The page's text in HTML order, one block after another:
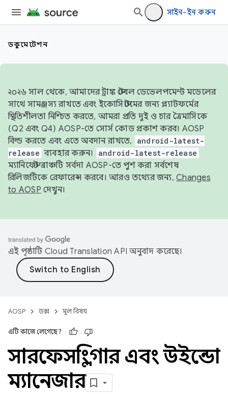
সাইন-ইন করুন
ডকুমেন্টেশন
২০২৬ সাল থেকে, আমাদের ট্রাঙ্ক স্টেবল ডেভেলপমেন্ট মডেলের
সাথে সামঞ্জস্য রাখতে এবং ইকোসিস্টেমের জন্য প্ল্যাটফর্মের
স্থিতিশীলতা নিশ্চিত করতে, আমরা প্রতি দুই ও চার ত্রৈমাসিকে
(Q2 এবং Q4) AOSP-তে সোর্স কোড প্রকাশ করব। AOSP
বিল্ড করতে এবং এতে অবদান রাখতে,
android-latest-
release ব্যবহার করুন। android-latest-release
ম্যানিফেস্ট ব্রাঞ্চটি সর্বদা AOSP-তে পুশ করা সর্বশেষ
রিলিজটিকে রেফারেন্স করবে। আরও তথ্যের জন্য, Changes
to AOSP দেখুন।
এই পৃষ্ঠাটি Cloud Translation API অনুবাদ করেছে।
AOSP ডক্স মূল বিষয়
এটি কাজে লেগেছে?
সারফেসফ্লিংগার এবং উইন্ডো
ম্যানেজার